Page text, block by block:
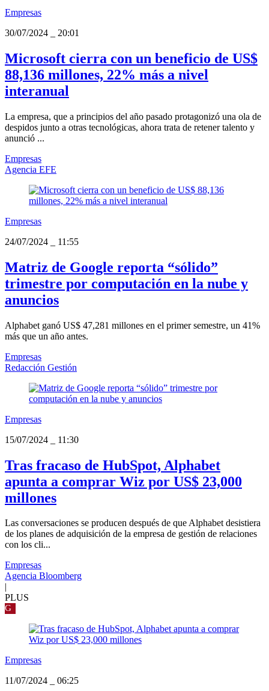
Empresas
30/07/2024
20:01
Microsoft cierra con un beneficio de US$
88,136 millones, 22% más a nivel
interanual
La empresa, que a principios del año pasado protagonizó una ola de
despidos junto a otras tecnológicas, ahora trata de retener talento y
anunció ...
Empresas
Agencia EFE
Empresas
24/07/2024
11:55
Matriz de Google reporta “sólido”
trimestre ​​por computación en la nube y
anuncios
Alphabet ganó US$ 47,281 millones en el primer semestre, un 41%
más que un año antes.
Empresas
Redacción Gestión
Empresas
15/07/2024
11:30
Tras fracaso de HubSpot, Alphabet
apunta a comprar Wiz por US$ 23,000
millones
Las conversaciones se producen después de que Alphabet desistiera
de los planes de adquisición de la empresa de gestión de relaciones
con los cli...
Empresas
Agencia Bloomberg
PLUS
G
Empresas
11/07/2024
06:25